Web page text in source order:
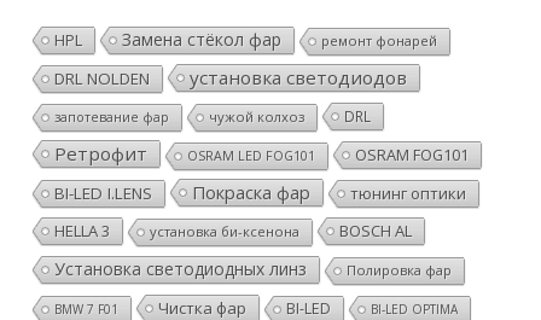
HPL Замена стёкол фар ремонт фонарей
DRL NOLDEN установка светодиодов
запотевание фар чужой колхоз DRL
Ретрофит OSRAM LED FOG101
OSRAM FOG101
BI-LED I.LENS
Покраска фар
тюнинг оптики
HELLA 3
установка би-ксенона BOSCH AL
Установка светодиодных линз Полировка фар
BMW 7 F01 Чистка фар BI-LED BI-LED OPTIMA